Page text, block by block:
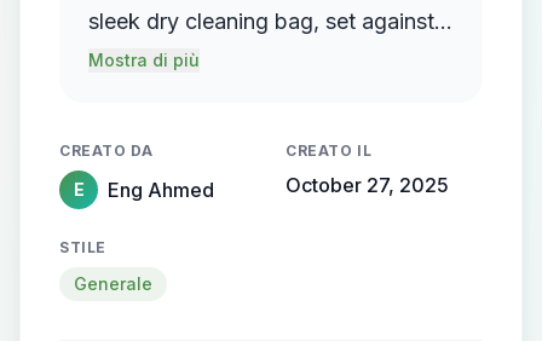
sleek dry cleaning bag, set against a
backdrop of a bustling urban
professional atmosphere.
Mostra di più
CREATO DA
E Eng Ahmed
CREATO IL
October 27, 2025
STILE
Generale